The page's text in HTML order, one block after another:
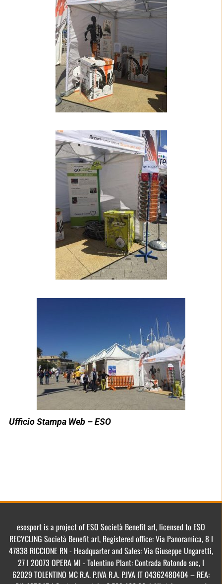
Ufficio Stampa Web – ESO
esosport is a project of ESO Società Benefit arl, licensed to ESO
RECYCLING Società Benefit arl, Registered office: Via Panoramica, 8 I
47838 RICCIONE RN - Headquarter and Sales: Via Giuseppe Ungaretti,
27 I 20073 OPERA MI - Tolentino Plant: Contrada Rotondo snc, I
62029 TOLENTINO MC R.A. P.IVA R.A. P.IVA IT 04362480404 – REA: